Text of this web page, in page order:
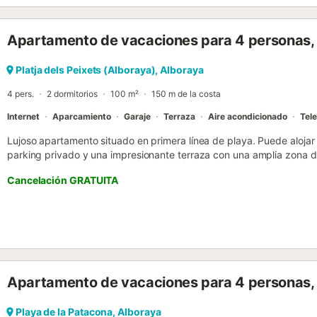
Apartamento de vacaciones para 4
Platja dels Peixets (Alboraya), Alboraya
4 pers. 2 dormitorios 100 m² 150 m de la costa
Internet Aparcamiento Garaje Terraza Aire acondicionado
Lujoso apartamento situado en primera línea de playa. Puede
parking privado y una impresionante terraza con una amplia zona
dobles, gran terraza, aire acondicionado centralizado, WiFi, frente a
minutos en coche del centro histórico de Valencia. El alojamiento:
servicios de ocio y entretenimiento para adultos y niños. Ideal
tranquilidad de la playa, el calor del sol, los paseos por la costa y
amplios armarios. - Sencillo dormitorio con cama nido doble
la primera planta. - Práctico baño con ducha con mampara, WC,
Cancelación GRATUITA
Apartamento de vacaciones para 4
Playa de la Patacona, Alboraya